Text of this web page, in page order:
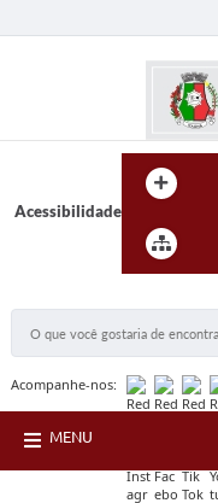
Acessibilidade
Acompanhe-nos:
MENU